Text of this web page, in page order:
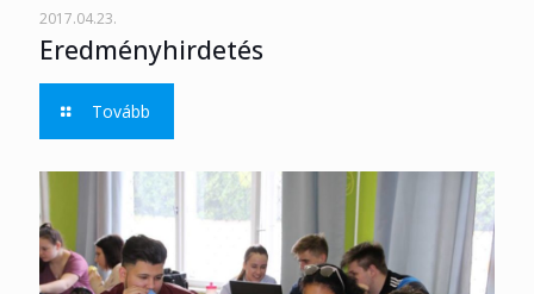
2017.04.23.
Eredményhirdetés
Tovább